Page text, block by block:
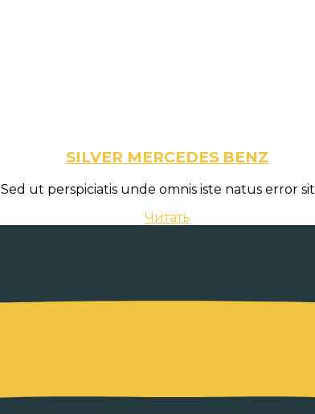
SILVER MERCEDES BENZ
Sed ut perspiciatis unde omnis iste natus error sit
Читать